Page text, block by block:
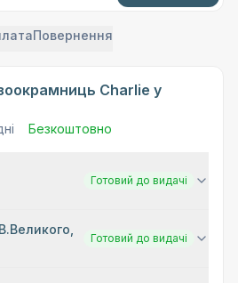
Повернення
Charlie у
Безкоштовно
Готовий до видачі
Готовий до видачі